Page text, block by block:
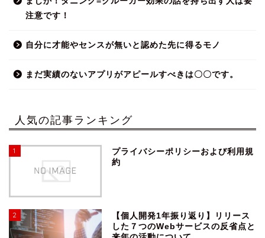
注意です！
自分に才能やセンスが無いと認めた先に得るモノ
まだ実績のないアプリがアピールすべきは〇〇です。
人気の記事ランキング
1
プライバシーポリシーおよび利用規
約
2
【個人開発1年振り返り】リリース
した７つのWebサービスの反省点と